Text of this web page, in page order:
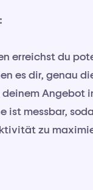
erreichst du
es dir, genau
Angebot
ist messbar,
zu